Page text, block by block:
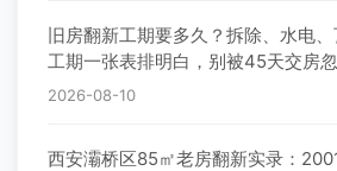
旧房翻新工期要多久？拆除、水电
工期一张表排明白，别被45天交房
2026-08-10
西安灞桥区85㎡老房翻新实录：